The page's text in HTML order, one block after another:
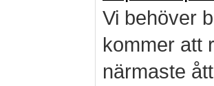
Vi behöver
kommer att
närmaste